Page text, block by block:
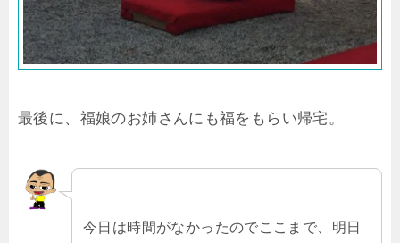
最後に、福娘のお姉さんにも福をもらい帰宅。
今日は時間がなかったのでここまで、明日